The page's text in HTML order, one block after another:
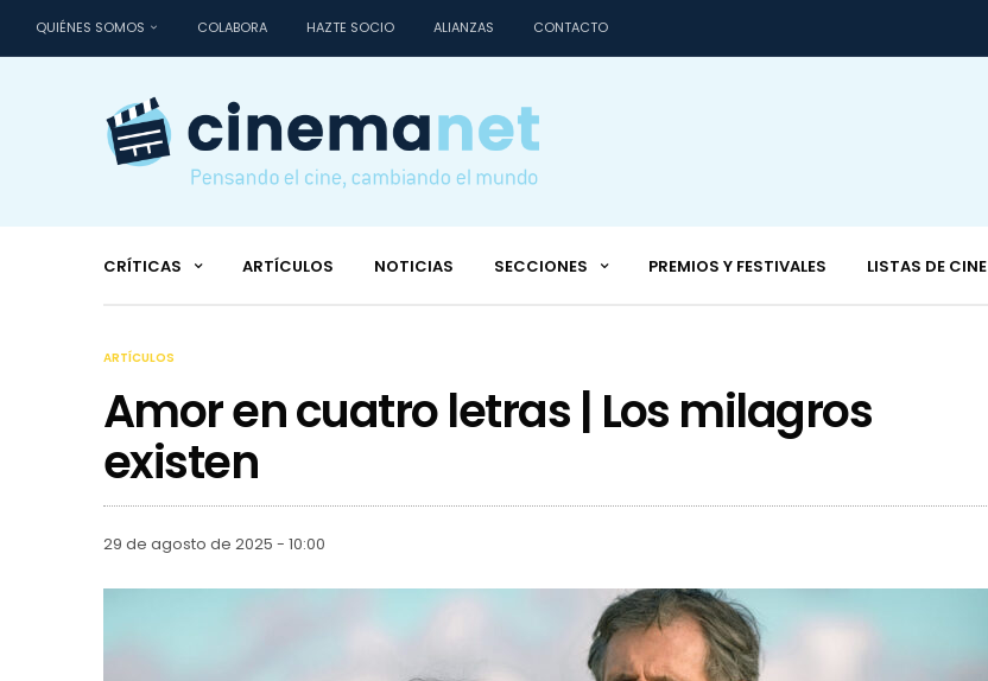
QUIÉNES SOMOS COLABORA HAZTE SOCIO ALIANZAS CONTACTO
CRÍTICAS ARTÍCULOS NOTICIAS SECCIONES PREMIOS Y FESTIVALES LISTAS DE CINE
ARTÍCULOS
Amor en cuatro letras | Los milagros
existen
29 de agosto de 2025 - 10:00